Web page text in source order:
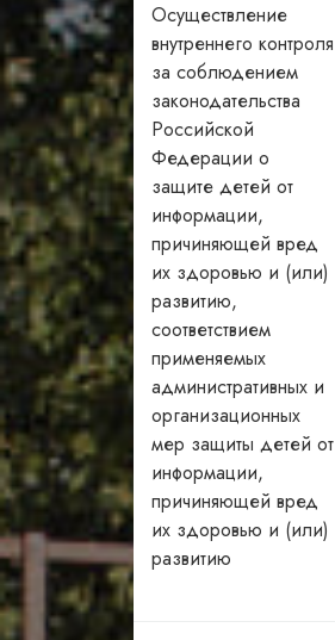
Осуществление
внутреннего контроля
за соблюдением
законодательства
Российской
Федерации о
защите детей от
информации,
причиняющей вред
их здоровью и (или)
развитию,
соответствием
применяемых
административных и
организационных
мер защиты детей от
информации,
причиняющей вред
их здоровью и (или)
развитию